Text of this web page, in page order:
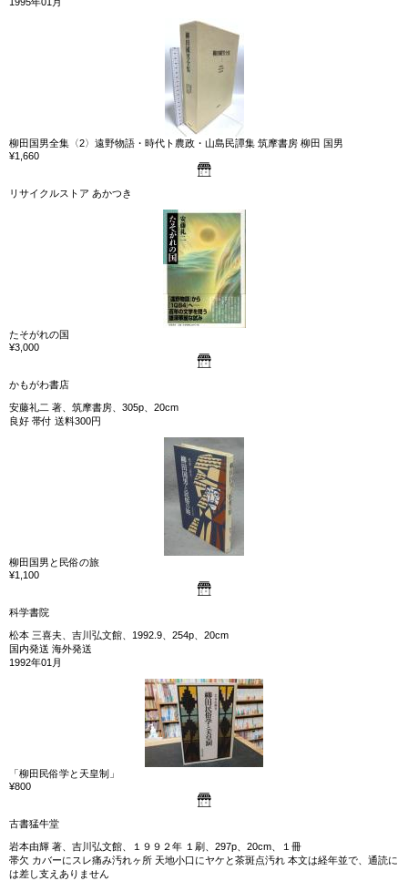
柳田国男全集〈2〉遠野物語・時代ト農政・山島民譚集 筑摩書房 柳田 国男
¥1,660
リサイクルストア あかつき
たそがれの国
¥3,000
かもがわ書店
安藤礼二 著、筑摩書房、305p、20cm
良好 帯付 送料300円
柳田国男と民俗の旅
¥1,100
科学書院
松本 三喜夫、吉川弘文館、1992.9、254p、20cm
国内発送 海外発送
1992年01月
「柳田民俗学と天皇制」
¥800
古書猛牛堂
岩本由輝 著、吉川弘文館、１９９２年 １刷、297p、20cm、１冊
帯欠 カバーにスレ痛み汚れヶ所 天地小口にヤケと茶斑点汚れ 本文は経年並で、通読に
は差し支えありません